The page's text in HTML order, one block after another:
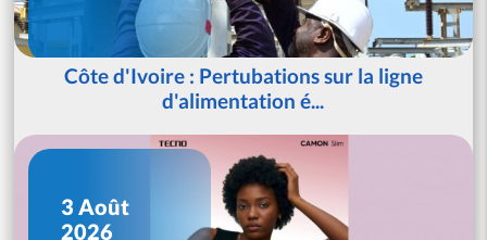
Côte d'Ivoire : Pertubations sur la ligne
d'alimentation é...
3 Août
2026